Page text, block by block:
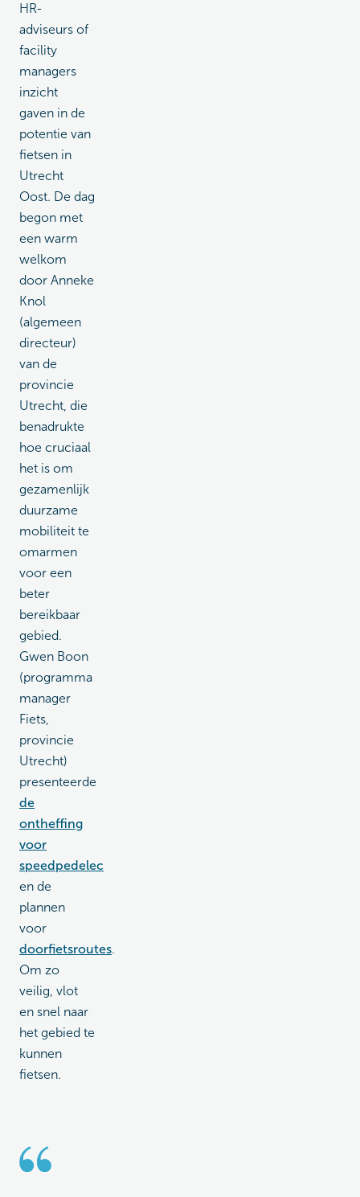
HR-
adviseurs of
facility
managers
inzicht
gaven in de
potentie van
fietsen in
Utrecht
Oost. De dag
begon met
een warm
welkom
door Anneke
Knol
(algemeen
directeur)
van de
provincie
Utrecht, die
benadrukte
hoe cruciaal
het is om
gezamenlijk
duurzame
mobiliteit te
omarmen
voor een
beter
bereikbaar
gebied.
Gwen Boon
(programma
manager
Fiets,
provincie
Utrecht)
presenteerde
de
ontheffing
voor
speedpedelec
en de
plannen
voor
doorfietsroutes.
Om zo
veilig, vlot
en snel naar
het gebied te
kunnen
fietsen.